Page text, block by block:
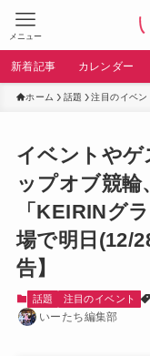
メニュー
新着記事 カレンダー
ホーム 話題 注目のイベン
イベントやゲ
ップオブ競輪
「KEIRINグ
場で明日(12/
告】
話題 注目のイベント
いーたち編集部